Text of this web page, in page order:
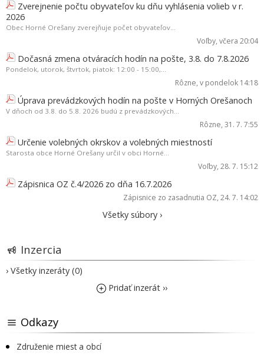
Zverejnenie počtu obyvateľov ku dňu vyhlásenia volieb v r.
2026
Obec Horné Orešany zverejňuje počet obyvateľov...
Voľby, včera 20:04
Dočasná zmena otváracích hodín na pošte, 3.8. do 7.8.2026
Pondelok, utorok, štvrtok, piatok: 12:00 - 15:00,...
Rôzne, v pondelok 14:18
Úprava prevádzkových hodín na pošte v Horných Orešanoch
V dňoch od 3.8. do 5.8. 2026 budú z prevádzkových...
Rôzne, 31. 7. 7:55
Určenie volebných okrskov a volebných miestností
Starosta obce Horné Orešany určil v obci Horné...
Voľby, 28. 7. 15:12
Zápisnica OZ č.4/2026 zo dňa 16.7.2026
Zápisnice zo zasadnutia OZ, 24. 7. 14:02
Všetky súbory ›
Inzercia
› Všetky inzeráty (0)
Pridať inzerát ››
Odkazy
Združenie miest a obcí